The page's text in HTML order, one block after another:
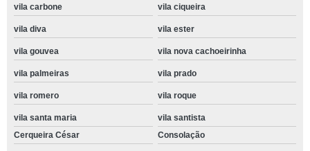
vila carbone vila ciqueira
vila diva vila ester
vila gouvea vila nova cachoeirinha
vila palmeiras vila prado
vila romero vila roque
vila santa maria
vila santista
Cerqueira César
Consolação